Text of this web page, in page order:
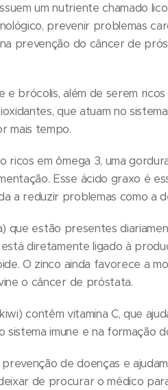
um nutriente chamado
prevenir problemas
prevenção do câncer de
brócolis, além de serem
que atuam no
mais tempo.
ricos em ômega 3, uma
Esse ácido graxo é
a reduzir problemas como a
que estão presentes
diretamente ligado à
O zinco ainda favorece a
o câncer de próstata.
contêm vitamina C, que
imune e na formação
de doenças e
de procurar o médico